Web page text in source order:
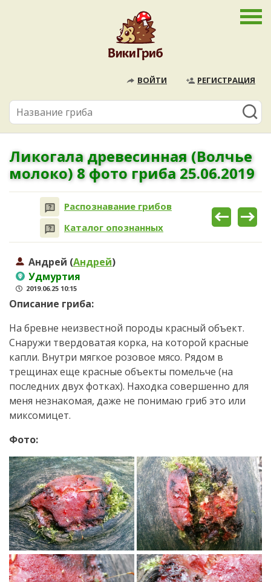
ВОЙТИ РЕГИСТРАЦИЯ
Ликогала древесинная (Волчье
молоко) 8 фото гриба 25.06.2019
Распознавание грибов
Каталог опознанных
Андрей (Андрей)
Удмуртия
2019.06.25 10:15
Описание гриба:
На бревне неизвестной породы красный объект.
Снаружи твердоватая корка, на которой красные
капли. Внутри мягкое розовое мясо. Рядом в
трещинах еще красные объекты помельче (на
последних двух фотках). Находка совершенно для
меня незнакомая, даже не понимаю гриб это или
миксомицет.
Фото: